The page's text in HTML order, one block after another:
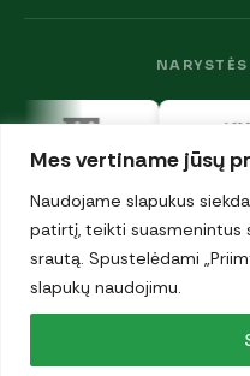
Mes vertiname jūsų
Naudojame slapukus
patirtį, teikti suasmenintus
srautą. Spustelėdami
slapukų naudojimu.
© 2026 UAB